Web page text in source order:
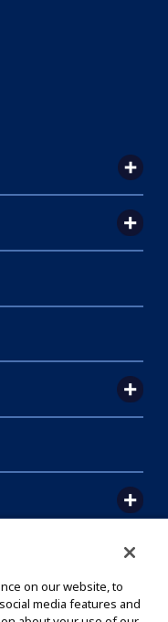
GLOBAL ENTRANCE
on our website, to
media features and